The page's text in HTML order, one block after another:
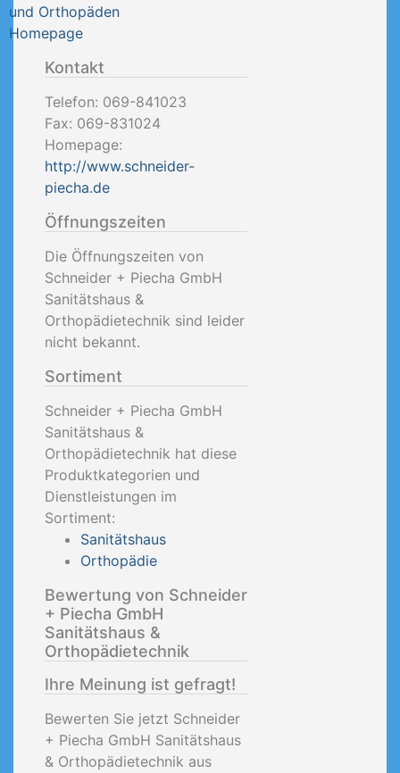
und Orthopäden
Homepage
Kontakt
Telefon: 069-841023
Fax: 069-831024
Homepage:
http://www.schneider-
piecha.de
Öffnungszeiten
Die Öffnungszeiten von
Schneider + Piecha GmbH
Sanitätshaus &
Orthopädietechnik sind leider
nicht bekannt.
Sortiment
Schneider + Piecha GmbH
Sanitätshaus &
Orthopädietechnik hat diese
Produktkategorien und
Dienstleistungen im
Sortiment:
Sanitätshaus
Orthopädie
Bewertung von Schneider
+ Piecha GmbH
Sanitätshaus &
Orthopädietechnik
Ihre Meinung ist gefragt!
Bewerten Sie jetzt Schneider
+ Piecha GmbH Sanitätshaus
& Orthopädietechnik aus